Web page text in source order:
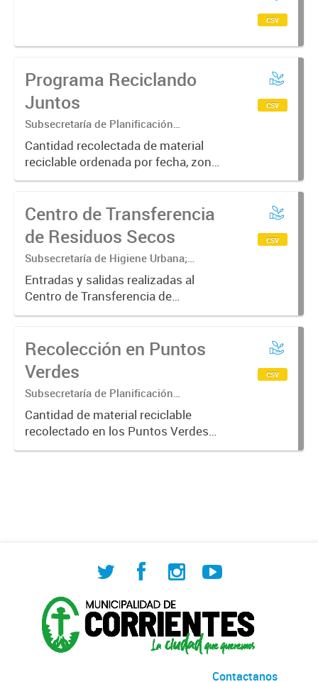
csv
Programa Reciclando
Juntos
Subsecretaría de Planificación
ambiental; Secretaría de Ambiente y
Desarrollo Sustentable
Cantidad recolectada de material
reciclable ordenada por fecha, zona
y tipo de recolección
csv
Centro de Transferencia
de Residuos Secos
Subsecretaría de Higiene Urbana;
Secretaría de Ambiente y Desarrollo
sustentable
Entradas y salidas realizadas al
Centro de Transferencia de
Residuos Secos ordenado por
residuos y barrio de origen
csv
Recolección en Puntos
Verdes
Subsecretaría de Planificación
Ambiental
Cantidad de material reciclable
recolectado en los Puntos Verdes
ordenado por fecha y ubicación del
csv
Contactanos